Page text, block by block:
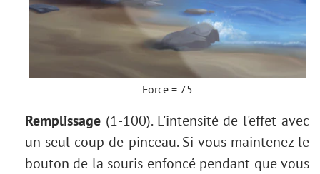
Force = 75
Remplissage (1-100). L'intensité de l'effet avec
un seul coup de pinceau. Si vous maintenez le
bouton de la souris enfoncé pendant que vous